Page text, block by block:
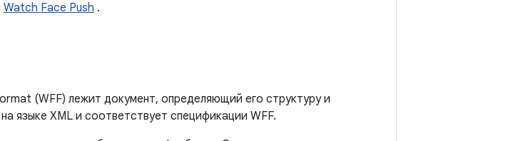
Watch Face Push .
(WFF) лежит документ, определяющий его структуру и
языке XML и соответствует спецификации WFF.